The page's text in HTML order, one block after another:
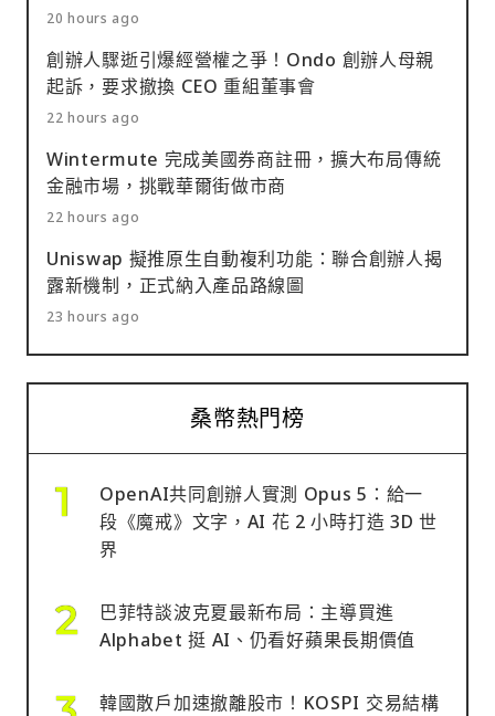
20 hours ago
創辦人驟逝引爆經營權之爭！Ondo 創辦人母親
起訴，要求撤換 CEO 重組董事會
22 hours ago
Wintermute 完成美國券商註冊，擴大布局傳統
金融市場，挑戰華爾街做市商
22 hours ago
Uniswap 擬推原生自動複利功能：聯合創辦人揭
露新機制，正式納入產品路線圖
23 hours ago
桑幣熱門榜
OpenAI共同創辦人實測 Opus 5：給一
段《魔戒》文字，AI 花 2 小時打造 3D 世
界
巴菲特談波克夏最新布局：主導買進
Alphabet 挺 AI、仍看好蘋果長期價值
韓國散戶加速撤離股市！KOSPI 交易結構